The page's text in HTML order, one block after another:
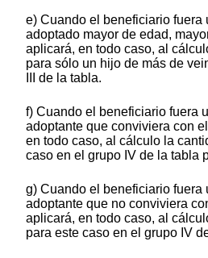
e) Cuando el beneficiario fuera
adoptado mayor de edad,
aplicará, en todo caso, al
para sólo un hijo de más de
III de la tabla.
f) Cuando el beneficiario fuera
adoptante que conviviera con
en todo caso, al cálculo la
caso en el grupo IV de la tabla
g) Cuando el beneficiario fuera
adoptante que no conviviera
aplicará, en todo caso, al
para este caso en el grupo IV